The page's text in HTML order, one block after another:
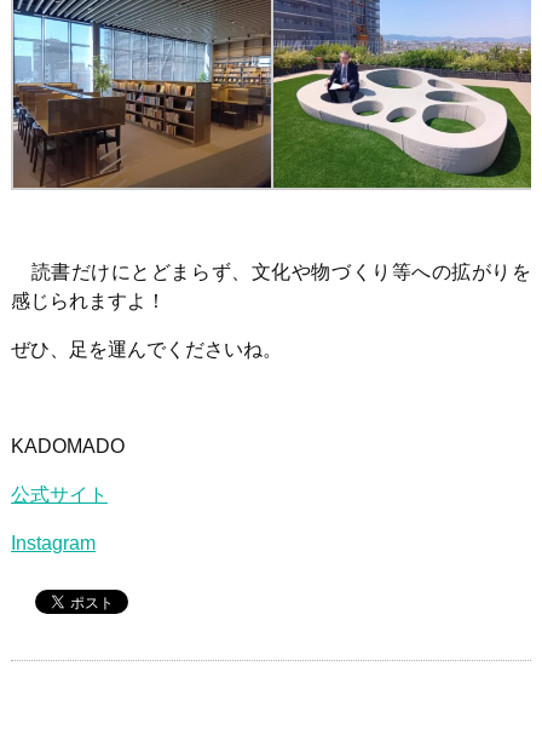
読書だけにとどまらず、文化や物づくり等への拡がりを
感じられますよ！
ぜひ、足を運んでくださいね。
KADOMADO
公式サイト
Instagram